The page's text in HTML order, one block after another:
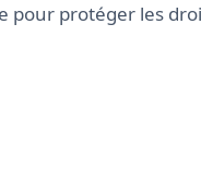
protéger les